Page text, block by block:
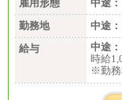
雇用形態
中途：
勤務地
中途：
給与
中途：
時給
※勤務